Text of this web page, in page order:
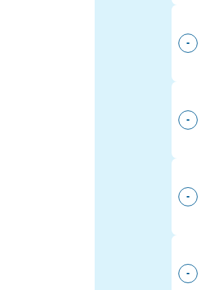
-
-
-
-